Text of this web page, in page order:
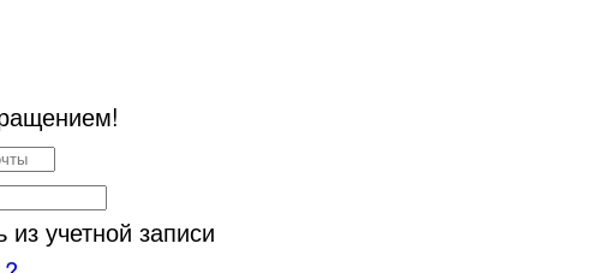
учетной записи